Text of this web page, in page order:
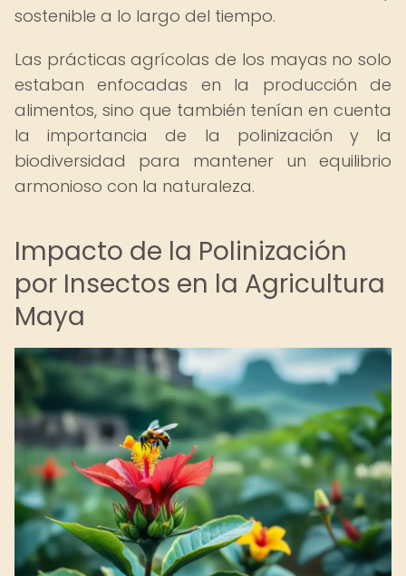
sostenible a lo largo del tiempo.
Las prácticas agrícolas de los mayas no solo
estaban enfocadas en la producción de
alimentos, sino que también tenían en cuenta
la importancia de la polinización y la
biodiversidad para mantener un equilibrio
armonioso con la naturaleza.
Impacto de la Polinización
por Insectos en la Agricultura
Maya